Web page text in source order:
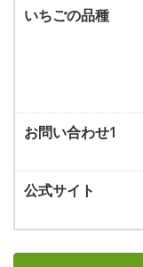
いちごの品種
お問い合わせ1
公式サイト